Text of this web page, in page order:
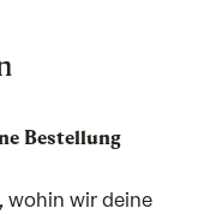
Bestellung
wohin wir deine